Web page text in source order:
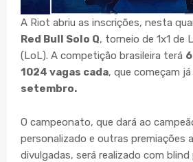
A Riot abriu as inscrições, nesta
Red Bull Solo Q, torneio de 1x1 de
(LoL). A competição brasileira terá 6
1024 vagas cada, que começam já
setembro.
O campeonato, que dará ao
personalizado e outras premiações
divulgadas, será realizado com blind